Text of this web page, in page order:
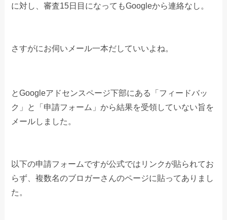
に対し、審査15日目になってもGoogleから連絡なし。
さすがにお伺いメール一本だしていいよね。
とGoogleアドセンスページ下部にある「フィードバッ
ク」と「申請フォーム」から結果を受領していない旨を
メールしました。
以下の申請フォームですが公式ではリンクが貼られてお
らず、複数名のブロガーさんのページに貼ってありまし
た。